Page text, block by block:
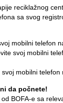
reciklažnog
sa svog
mobilni telefon
svoj mobilni
svoj mobilni telefon
da počnete!
BOFA-e sa